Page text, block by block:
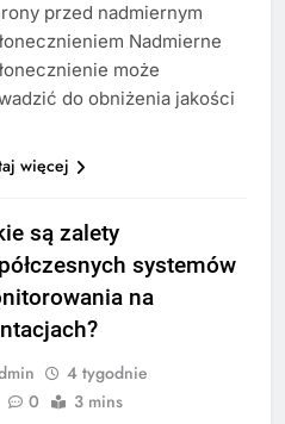
przed nadmiernym
Nadmierne
może
do obniżenia jakości
więcej
są zalety
systemów
na
4 tygodnie
0 3 mins